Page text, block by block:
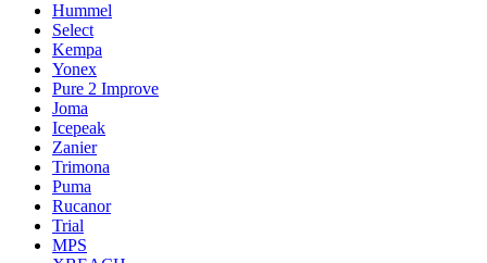
Hummel
Select
Kempa
Yonex
Pure 2 Improve
Joma
Icepeak
Zanier
Trimona
Puma
Rucanor
Trial
MPS